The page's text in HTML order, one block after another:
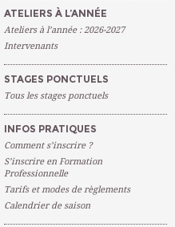
ATELIERS À L’ANNÉE
Ateliers à l’année : 2026-2027
Intervenants
STAGES PONCTUELS
Tous les stages ponctuels
INFOS PRATIQUES
Comment s’inscrire ?
S’inscrire en Formation
Professionnelle
Tarifs et modes de règlements
Calendrier de saison